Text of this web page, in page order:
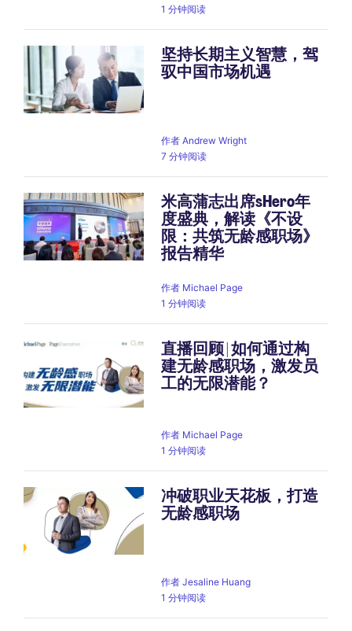
1 分钟阅读
坚持长期主义智慧，驾
驭中国市场机遇
作者 Andrew Wright
7 分钟阅读
米高蒲志出席sHero年
度盛典，解读《不设
限：共筑无龄感职场》
报告精华
作者 Michael Page
1 分钟阅读
直播回顾 | 如何通过构
建无龄感职场，激发员
工的无限潜能？
作者 Michael Page
1 分钟阅读
冲破职业天花板，打造
无龄感职场
作者 Jesaline Huang
1 分钟阅读